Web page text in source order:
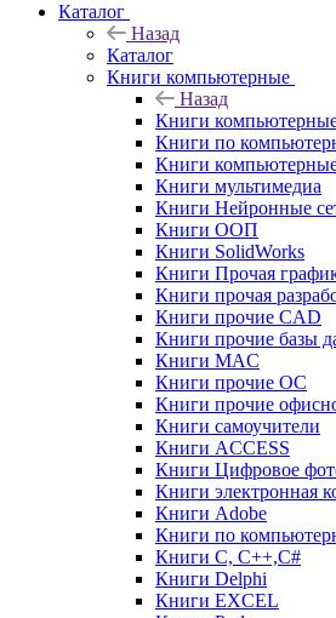
Каталог
Назад
Каталог
Книги компьютерные
Назад
Книги
Книги по
Книги
Книги мультимедиа
Книги Нейронные
Книги ООП
Книги SolidWorks
Книги Прочая
Книги прочая
Книги прочие CAD
Книги прочие базы
Книги MAC
Книги прочие ОС
Книги прочие
Книги самоучители
Книги ACCESS
Книги Цифровое
Книги электронная
Книги Adobe
Книги по
Книги C, C++,С#
Книги Delphi
Книги EXCEL